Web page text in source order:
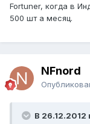
Fortuner, когда в
500 шт а месяц.
NFnord
В 26.12.2012